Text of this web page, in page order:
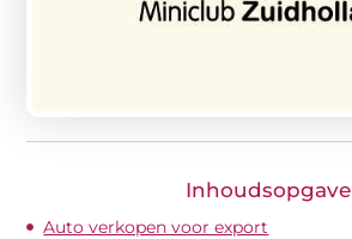
Inhoudsopgave
Auto verkopen voor export